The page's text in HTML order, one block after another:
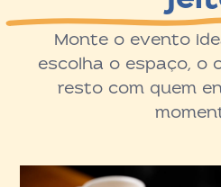
Monte o evento
escolha o espaço, o
resto com quem